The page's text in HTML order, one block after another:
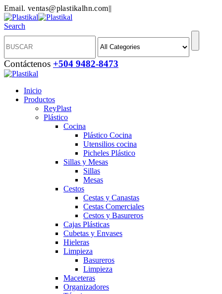
Email. ventas@plastikalhn.com||
Search
Contáctenos +504 9482-8473
Inicio
Productos
ReyPlast
Plástico
Cocina
Plástico Cocina
Utensilios cocina
Picheles Plástico
Sillas y Mesas
Sillas
Mesas
Cestos
Cestas y Canastas
Cestas Comerciales
Cestos y Basureros
Cajas Plásticas
Cubetas y Envases
Hieleras
Limpieza
Basureros
Limpieza
Maceteras
Organizadores